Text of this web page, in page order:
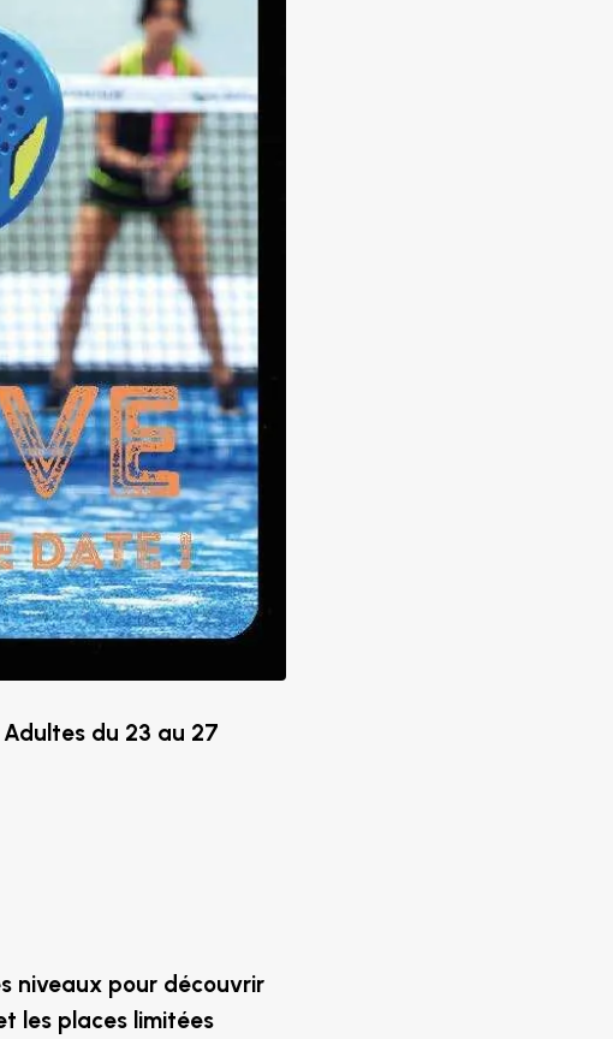
du 23 au 27
niveaux pour découvrir
les places limitées